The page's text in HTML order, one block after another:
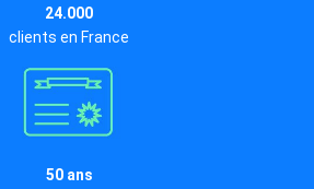
24.000
clients en France
50 ans